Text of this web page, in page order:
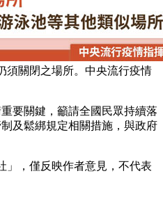
須關閉之場所。中央流行疫情
要關鍵，籲請全國民眾持續落
及鬆綁規定相關措施，與政府
」，僅反映作者意見，不代表